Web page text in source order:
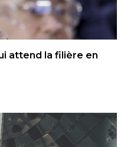
attend la filière en